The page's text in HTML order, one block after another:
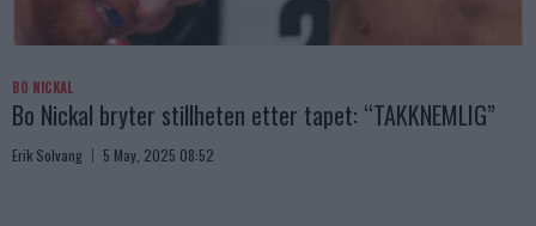
BO NICKAL
Bo Nickal bryter stillheten etter tapet: “TAKKNEMLIG”
Erik Solvang 5 May, 2025 08:52